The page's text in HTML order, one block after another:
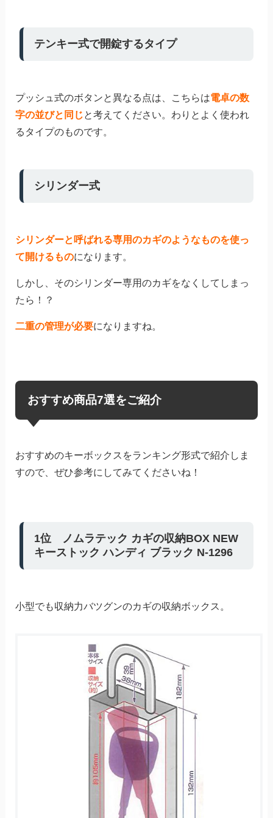
テンキー式で開錠するタイプ
プッシュ式のボタンと異なる点は、こちらは電卓の数
字の並びと同じと考えてください。わりとよく使われ
るタイプのものです。
シリンダー式
シリンダーと呼ばれる専用のカギのようなものを使っ
て開けるものになります。
しかし、そのシリンダー専用のカギをなくしてしまっ
たら！？
二重の管理が必要になりますね。
おすすめ商品7選をご紹介
おすすめのキーボックスをランキング形式で紹介しま
すので、ぜひ参考にしてみてくださいね！
1位 ノムラテック カギの収納BOX NEW
キーストック ハンディ ブラック N-1296
小型でも収納力バツグンのカギの収納ボックス。